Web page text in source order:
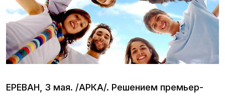
ЕРЕВАН, 3 мая. /АРКА/. Решением премьер-